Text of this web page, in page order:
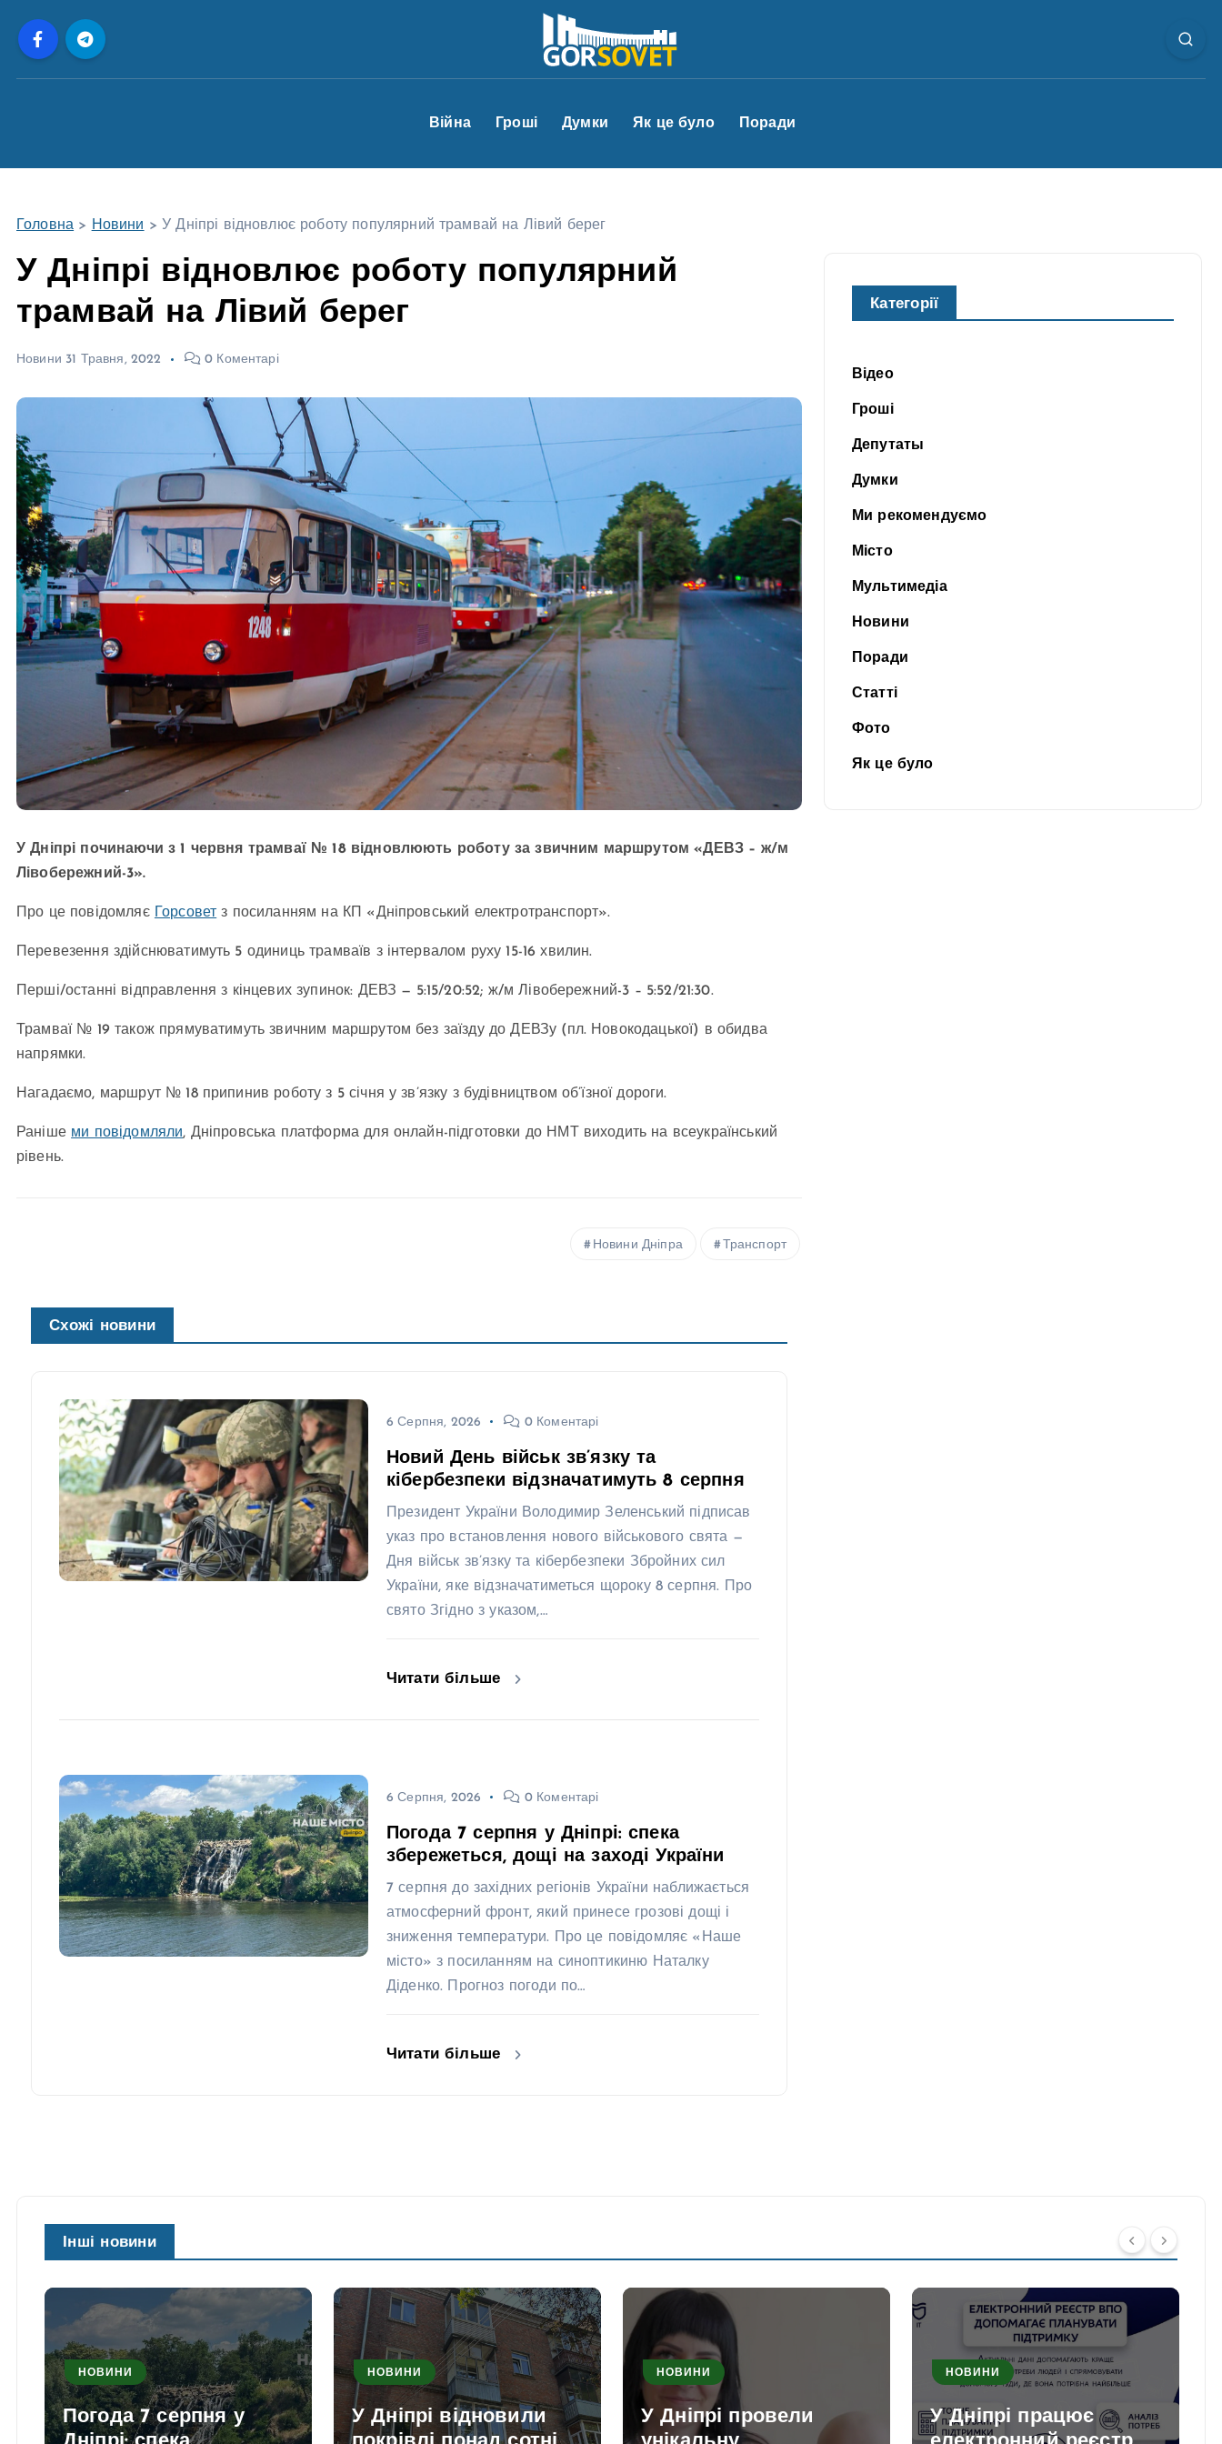
Війна Гроші Думки Як це було Поради
Головна > Новини > У Дніпрі відновлює роботу популярний трамвай на Лівий берег
У Дніпрі відновлює роботу популярний
трамвай на Лівий берег
Новини 31 Травня, 2022 0 Коментарі
У Дніпрі починаючи з 1 червня трамваї № 18 відновлюють роботу за звичним маршрутом «ДЕВЗ – ж/м
Лівобережний-3».
Про це повідомляє Горсовет з посиланням на КП «Дніпровський електротранспорт».
Перевезення здійснюватимуть 5 одиниць трамваїв з інтервалом руху 15-16 хвилин.
Перші/останні відправлення з кінцевих зупинок: ДЕВЗ — 5:15/20:52; ж/м Лівобережний-3 – 5:52/21:30.
Трамваї № 19 також прямуватимуть звичним маршрутом без заїзду до ДЕВЗу (пл. Новокодацької) в обидва
напрямки.
Нагадаємо, маршрут № 18 припинив роботу з 5 січня у зв’язку з будівництвом об’їзної дороги.
Раніше ми повідомляли, Дніпровська платформа для онлайн-підготовки до НМТ виходить на всеукраїнський
рівень.
Новини Дніпра Транспорт
Схожі новини
6 Серпня, 2026 0 Коментарі
Новий День військ зв’язку та
кібербезпеки відзначатимуть 8 серпня
Президент України Володимир Зеленський підписав
указ про встановлення нового військового свята —
Дня військ зв’язку та кібербезпеки Збройних сил
України, яке відзначатиметься щороку 8 серпня. Про
свято Згідно з указом,…
Читати більше
6 Серпня, 2026 0 Коментарі
Погода 7 серпня у Дніпрі: спека
збережеться, дощі на заході України
7 серпня до західних регіонів України наближається
атмосферний фронт, який принесе грозові дощі і
зниження температури. Про це повідомляє «Наше
місто» з посиланням на синоптикиню Наталку
Діденко. Прогноз погоди по…
Читати більше
Категорії
Відео
Гроші
Депутаты
Думки
Ми рекомендуємо
Місто
Мультимедіа
Новини
Поради
Статті
Фото
Як це було
Інші новини
НОВИНИ
Погода 7 серпня у
НОВИНИ
У Дніпрі відновили
НОВИНИ
У Дніпрі провели
НОВИНИ
У Дніпрі працює